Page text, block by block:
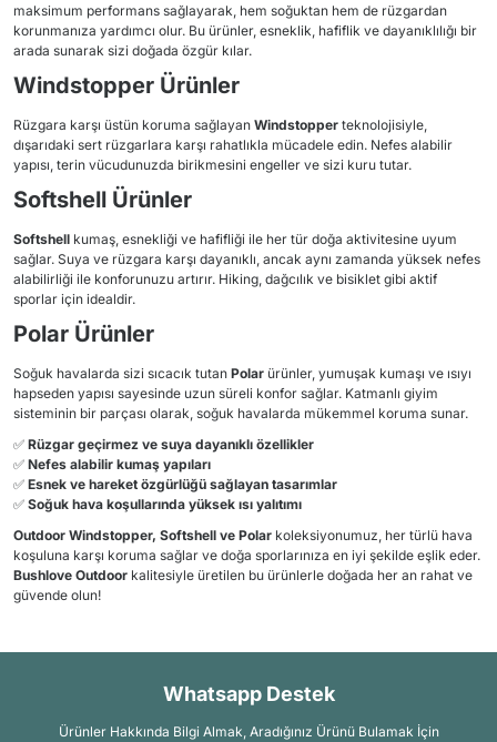
maksimum performans sağlayarak, hem soğuktan hem de rüzgardan
korunmanıza yardımcı olur. Bu ürünler, esneklik, hafiflik ve dayanıklılığı bir
arada sunarak sizi doğada özgür kılar.
Windstopper Ürünler
Rüzgara karşı üstün koruma sağlayan Windstopper teknolojisiyle,
dışarıdaki sert rüzgarlara karşı rahatlıkla mücadele edin. Nefes alabilir
yapısı, terin vücudunuzda birikmesini engeller ve sizi kuru tutar.
Softshell Ürünler
Softshell kumaş, esnekliği ve hafifliği ile her tür doğa aktivitesine uyum
sağlar. Suya ve rüzgara karşı dayanıklı, ancak aynı zamanda yüksek nefes
alabilirliği ile konforunuzu artırır. Hiking, dağcılık ve bisiklet gibi aktif
sporlar için idealdir.
Polar Ürünler
Soğuk havalarda sizi sıcacık tutan Polar ürünler, yumuşak kumaşı ve ısıyı
hapseden yapısı sayesinde uzun süreli konfor sağlar. Katmanlı giyim
sisteminin bir parçası olarak, soğuk havalarda mükemmel koruma sunar.
✅ Rüzgar geçirmez ve suya dayanıklı özellikler
✅ Nefes alabilir kumaş yapıları
✅ Esnek ve hareket özgürlüğü sağlayan tasarımlar
✅ Soğuk hava koşullarında yüksek ısı yalıtımı
Outdoor Windstopper, Softshell ve Polar koleksiyonumuz, her türlü hava
koşuluna karşı koruma sağlar ve doğa sporlarınıza en iyi şekilde eşlik eder.
Bushlove Outdoor kalitesiyle üretilen bu ürünlerle doğada her an rahat ve
güvende olun!
Whatsapp Destek
Ürünler Hakkında Bilgi Almak, Aradığınız Ürünü Bulamak İçin